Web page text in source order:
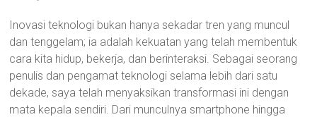
Inovasi teknologi bukan hanya sekadar tren yang muncul
dan tenggelam; ia adalah kekuatan yang telah membentuk
cara kita hidup, bekerja, dan berinteraksi. Sebagai seorang
penulis dan pengamat teknologi selama lebih dari satu
dekade, saya telah menyaksikan transformasi ini dengan
mata kepala sendiri. Dari munculnya smartphone hingga